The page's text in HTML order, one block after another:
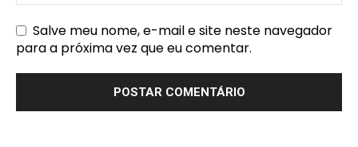
Salve meu nome, e-mail e site neste navegador
para a próxima vez que eu comentar.